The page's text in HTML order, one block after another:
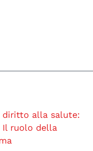
diritto alla salute:
Il ruolo della